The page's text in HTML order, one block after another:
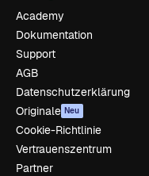
Academy
Dokumentation
Support
AGB
Datenschutzerklärung
Originale Neu
Cookie-Richtlinie
Vertrauenszentrum
Partner